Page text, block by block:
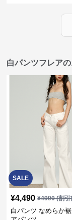
白パンツフレア
SALE
¥4,490 ¥4990(割引
白パンツ なめらか